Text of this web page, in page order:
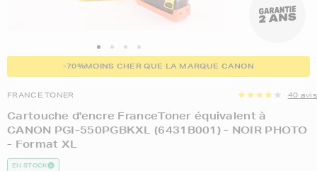
-70%MOINS CHER QUE LA MARQUE CANON
FRANCE TONER 40 avis
Cartouche d'encre FranceToner équivalent à
CANON PGI-550PGBKXL (6431B001) - NOIR PHOTO
- Format XL
EN STOCK